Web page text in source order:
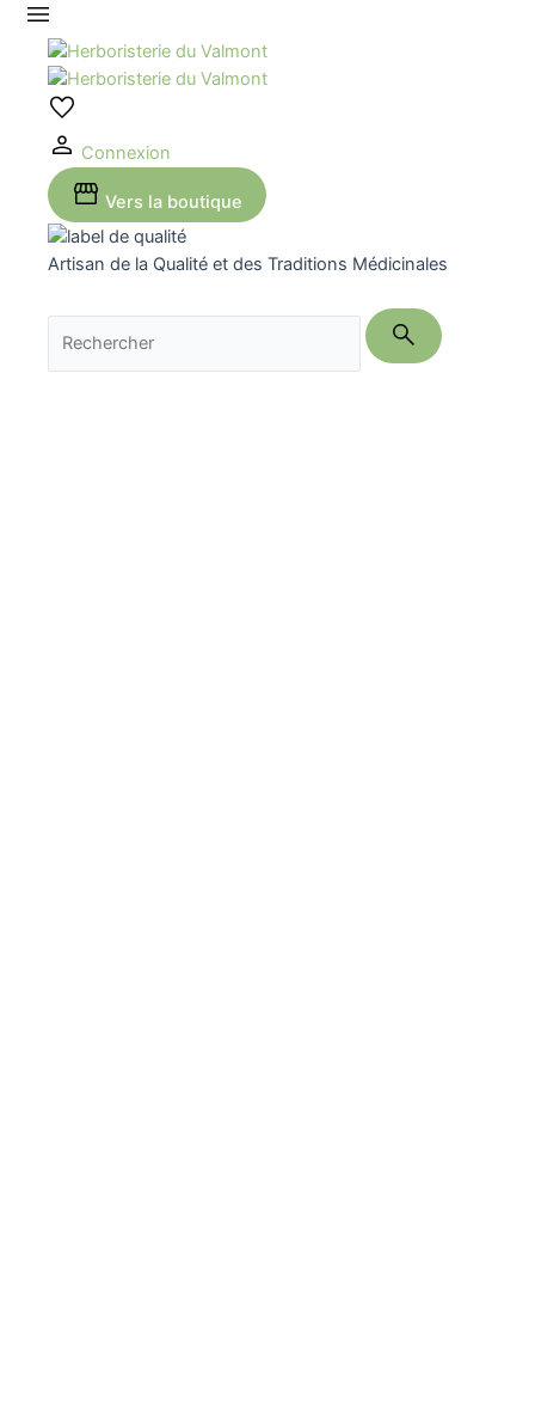
Aller
contenu
Connexion
Vers la boutique
Artisan de la Qualité et des Traditions Médicinales